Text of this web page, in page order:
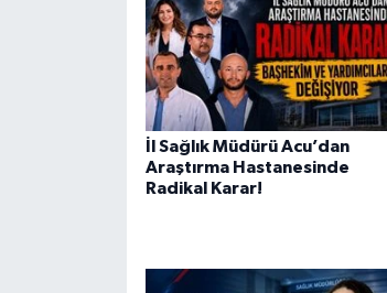
İl Sağlık Müdürü Acu’dan
Araştırma Hastanesinde
Radikal Karar!